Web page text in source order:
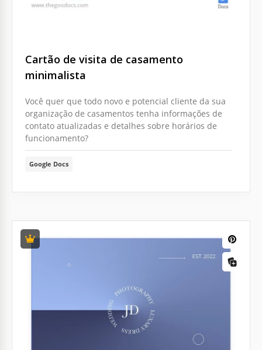
Cartão de visita de casamento
minimalista
Você quer que todo novo e potencial cliente da sua
organização de casamentos tenha informações de
contato atualizadas e detalhes sobre horários de
funcionamento?
Google Docs